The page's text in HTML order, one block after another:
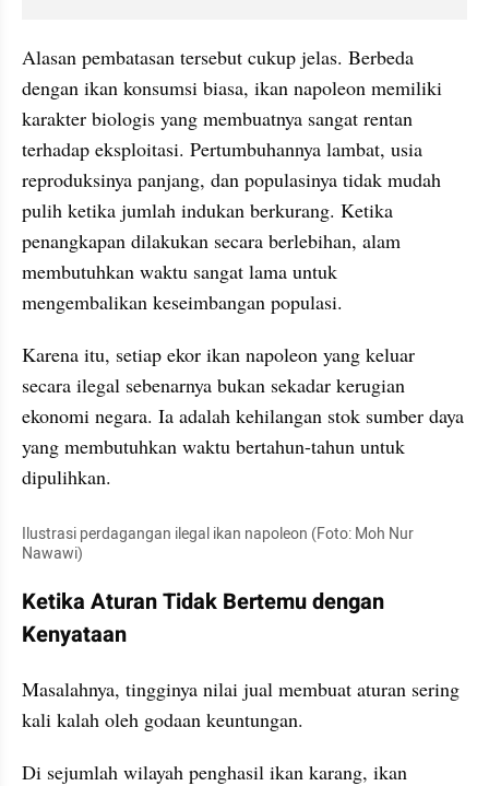
Alasan pembatasan tersebut cukup jelas. Berbeda
dengan ikan konsumsi biasa, ikan napoleon memiliki
karakter biologis yang membuatnya sangat rentan
terhadap eksploitasi. Pertumbuhannya lambat, usia
reproduksinya panjang, dan populasinya tidak mudah
pulih ketika jumlah indukan berkurang. Ketika
penangkapan dilakukan secara berlebihan, alam
membutuhkan waktu sangat lama untuk
mengembalikan keseimbangan populasi.
Karena itu, setiap ekor ikan napoleon yang keluar
secara ilegal sebenarnya bukan sekadar kerugian
ekonomi negara. Ia adalah kehilangan stok sumber daya
yang membutuhkan waktu bertahun-tahun untuk
dipulihkan.
Ilustrasi perdagangan ilegal ikan napoleon (Foto: Moh Nur
Nawawi)
Ketika Aturan Tidak Bertemu dengan
Kenyataan
Masalahnya, tingginya nilai jual membuat aturan sering
kali kalah oleh godaan keuntungan.
Di sejumlah wilayah penghasil ikan karang, ikan